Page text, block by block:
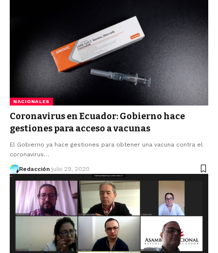
NACIONALES
Coronavirus en Ecuador: Gobierno hace
gestiones para acceso a vacunas
El Gobierno ya hace gestiones para obtener una vacuna contra el
coronavirus…
Redacción julio 29, 2020